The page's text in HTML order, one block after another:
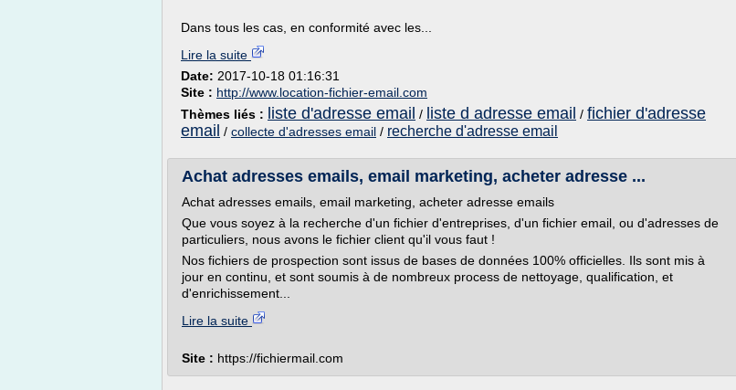
Dans tous les cas, en conformité avec les...
Lire la suite
Date: 2017-10-18 01:16:31
Site : http://www.location-fichier-email.com
Thèmes liés :
liste d'adresse email / liste d adresse email / fichier d'adresse
email / collecte d'adresses email / recherche d'adresse email
Achat adresses emails, email marketing, acheter adresse ...
Achat adresses emails, email marketing, acheter adresse emails
Que vous soyez à la recherche d'un fichier d'entreprises, d'un fichier email, ou d'adresses de
particuliers, nous avons le fichier client qu'il vous faut !
Nos fichiers de prospection sont issus de bases de données 100% officielles. Ils sont mis à
jour en continu, et sont soumis à de nombreux process de nettoyage, qualification, et
d'enrichissement...
Lire la suite
Site : https://fichiermail.com